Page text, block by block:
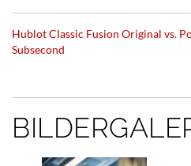
Hublot Classic Fusion Original vs.
Subsecond